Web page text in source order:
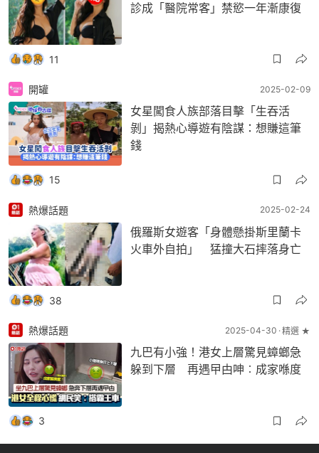
診成「醫院常客」禁慾一年漸康復
11
開罐 2025-02-09
女星闖食人族部落目擊「生吞活
剝」揭熱心導遊有陰謀：想賺這筆
錢
15
熱爆話題 2025-02-24
俄羅斯女遊客「身體懸掛斯里蘭卡
火車外自拍」 猛撞大石摔落身亡
38
熱爆話題 2025-04-30 精選 ★
九巴有小強！港女上層驚見蟑螂急
躲到下層 再遇曱甴呻︰成家喺度
3